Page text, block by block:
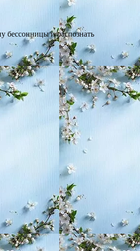
бессонницы и распознать